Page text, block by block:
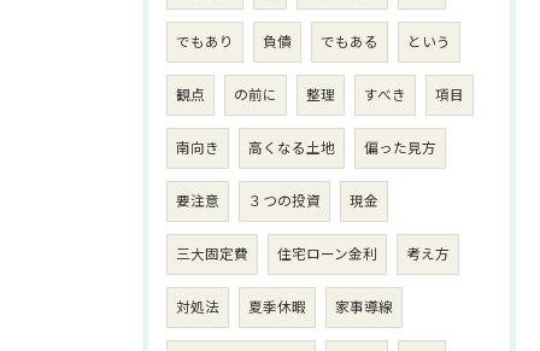
でもあり 負債 でもある という
観点 の前に 整理 すべき 項目
南向き 高くなる土地 偏った見方
要注意 ３つの投資 現金
三大固定費 住宅ローン金利 考え方
対処法 夏季休暇 家事導線